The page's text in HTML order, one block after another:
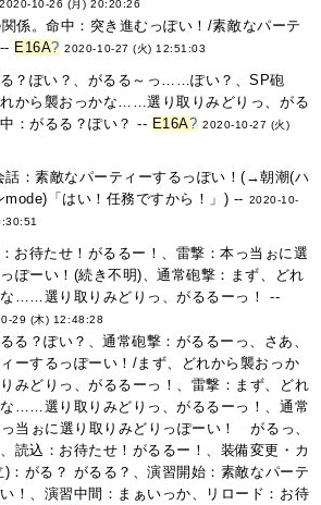
2020-10-26 (月) 20:20:26
係。命中：突き進むっぽい！/素敵なパーテ
E16A? 2020-10-27 (火) 12:51:03
？ぽい？、がるる～っ……ぽい？、SP砲
から襲おっかな……選り取りみどりっ、がる
：がるる？ぽい？ -- E16A? 2020-10-27 (火)
話：素敵なパーティーするっぽい！(→朝潮(ハ
mode)「はい！任務ですから！」) -- 2020-10-
お待たせ！がるるー！、雷撃：本っ当ぉに選
ぽーい！(続き不明)、通常砲撃：まず、どれ
……選り取りみどりっ、がるるーっ！ --
29 (木) 12:48:28
る？ぽい？、通常砲撃：がるるーっ、さあ、
ーするっぽーい！/まず、どれから襲おっか
みどりっ、がるるーっ！、雷撃：まず、どれ
……選り取りみどりっ、がるるーっ！、通常
当ぉに選り取りみどりっぽーい！ がるっ、
読込：お待たせ！がるるー！、装備変更・カ
)：がる？ がるる？、演習開始：素敵なパーテ
！、演習中間：まぁいっか、リロード：お待